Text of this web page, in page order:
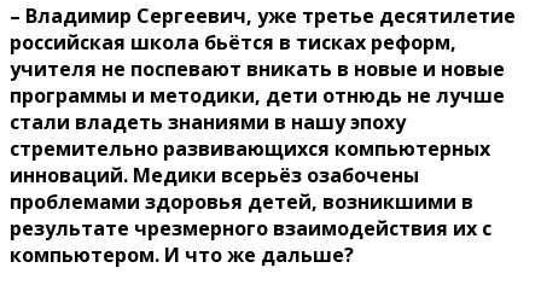
– Владимир Сергеевич, уже третье десятилетие
российская школа бьётся в тисках реформ,
учителя не поспевают вникать в новые и новые
программы и методики, дети отнюдь не лучше
стали владеть знаниями в нашу эпоху
стремительно развивающихся компьютерных
инноваций. Медики всерьёз озабочены
проблемами здоровья детей, возникшими в
результате чрезмерного взаимодействия их с
компьютером. И что же дальше?